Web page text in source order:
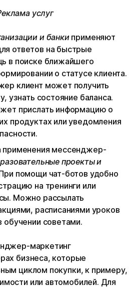
услуг
и банкиприменяют
ответов на быстрые
в поиске ближайшего
о статусе клиента.
клиент может получить
узнать состояние баланса.
прислать информацию о
продуктах или уведомления
применения мессенджер-
проекты и
помощи чат-ботов удобно
на тренинги или
Можно рассылать
расписаниями уроков
обучении советами.
маркетинг
бизнеса, которые
циклом покупки, к примеру,
или автомобилей. Для